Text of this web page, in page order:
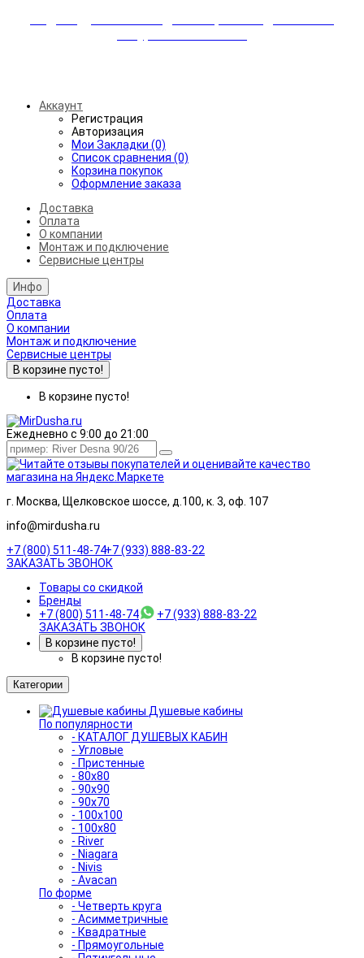
Аккаунт
Регистрация
Авторизация
Мои Закладки (0)
Список сравнения (0)
Корзина покупок
Оформление заказа
Доставка
Оплата
О компании
Монтаж и подключение
Сервисные центры
Инфо
Доставка
Оплата
О компании
Монтаж и подключение
Сервисные центры
В корзине пусто!
В корзине пусто!
Ежедневно с 9:00 до 21:00
г. Москва, Щелковское шоссе, д.100, к. 3, оф. 107
info@mirdusha.ru
+7 (800) 511-48-74+7 (933) 888-83-22
ЗАКАЗАТЬ ЗВОНОК
Товары со скидкой
Бренды
+7 (800) 511-48-74
+7 (933) 888-83-22
ЗАКАЗАТЬ ЗВОНОК
В корзине пусто!
В корзине пусто!
Категории
Душевые кабины
По популярности
- КАТАЛОГ ДУШЕВЫХ КАБИН
- Угловые
- Пристенные
- 80x80
- 90x90
- 90x70
- 100x100
- 100x80
- River
- Niagara
- Nivis
- Avacan
По форме
- Четверть круга
- Асимметричные
- Квадратные
- Прямоугольные